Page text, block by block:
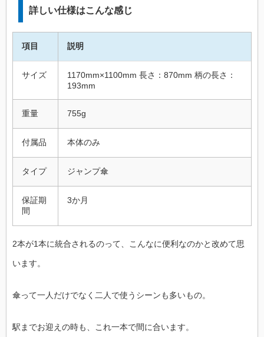
詳しい仕様はこんな感じ
項目 説明
サイズ
1170mm×1100mm 長さ：870mm 柄の長さ：
193mm
重量 755g
付属品 本体のみ
タイプ ジャンプ傘
保証期
間
3か月
2本が1本に統合されるのって、こんなに便利なのかと改めて思
います。
傘って一人だけでなく二人で使うシーンも多いもの。
駅までお迎えの時も、これ一本で間に合います。